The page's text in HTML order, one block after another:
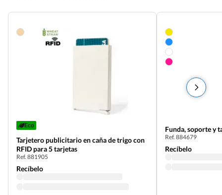
Eco
Tarjetero publicitario en caña de trigo con
RFID para 5 tarjetas
Ref. 881905
Recíbelo
Funda, soporte y
Ref. 884679
Recíbelo